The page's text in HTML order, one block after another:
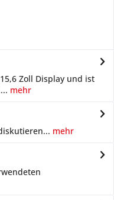
Zoll Display und ist
mehr
mehr